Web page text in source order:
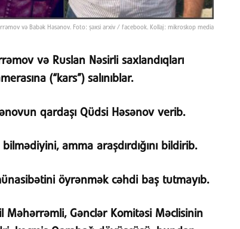
və Babək Həsənov. Foto: şəxsi arxiv / facebook. Kollaj: mikroskop media
və Ruslan Nəsirli saxlandıqları
(“kars”) salınıblar.
qardaşı Qüdsi Həsənov verib.
bilmədiyini, amma araşdırdığını bildirib.
öyrənmək cəhdi baş tutmayıb.
Məhərrəmli, Gənclər Komitəsi Məclisinin